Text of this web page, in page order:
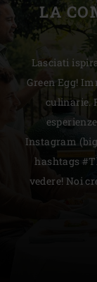
LA
Lasciati
Green Egg!
culinarie.
Instagram
hashtags
vedere! Noi